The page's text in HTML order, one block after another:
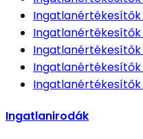
Ingatlanértékesítők
Ingatlanértékesítők
Ingatlanértékesítők
Ingatlanértékesítők
Ingatlanértékesítők
Ingatlanirodák